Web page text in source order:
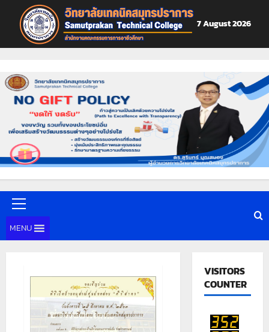
content
7 August 2026
Menu
MENU
VISITORS
COUNTER